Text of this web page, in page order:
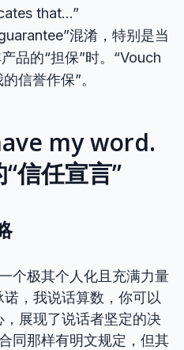
that…”
混淆，特别是当
品的“担保”时。“Vouch
信誉作保”。
my word.
任宣言”
个极其个人化且充满力量
，我说话算数，你可以
展现了说话者坚定的决
同那样有明文规定，但其